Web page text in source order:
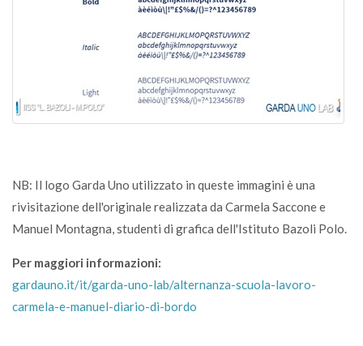
NB: Il logo Garda Uno utilizzato in queste immagini è una
rivisitazione dell'originale realizzata da Carmela Saccone e
Manuel Montagna, studenti di grafica dell'Istituto Bazoli Polo.
Per maggiori informazioni:
gardauno.it/it/garda-uno-lab/alternanza-scuola-lavoro-
carmela-e-manuel-diario-di-bordo